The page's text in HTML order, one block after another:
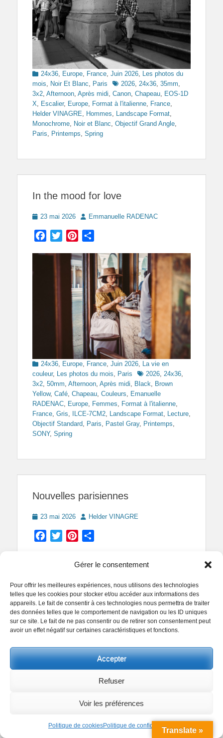
Gérer le consentement
Pour offrir les meilleures expériences, nous utilisons des technologies
telles que les cookies pour stocker et/ou accéder aux informations des
appareils. Le fait de consentir à ces technologies nous permettra de traiter
des données telles que le comportement de navigation ou les ID uniques
sur ce site. Le fait de ne pas consentir ou de retirer son consentement peut
avoir un effet négatif sur certaines caractéristiques et fonctions.
Accepter
Refuser
Voir les préférences
Politique de cookiesPolitique de confidentialité
Categories
24x36 Europe France Juin 2026
Les photos du
mois
Noir Et Blanc Paris Tags2026 24x36 35mm
3x2 Afternoon Après midi Canon Chapeau
EOS-1D
X
Escalier, Europe Format à l'italienne France
Helder VINAGRE
Hommes Landscape Format
Monochrome
Noir et Blanc Objectif Grand Angle
Paris
Printemps Spring
In the mood for love
Posted
23 mai 2026 AuthorEmmanuelle RADENAC
Facebook
TwitterPinterest
Categories
24x36 Europe France Juin 2026
La vie en
couleur, Les photos du mois Paris Tags2026 24x36
3x2 50mm Afternoon Après midi Black
Brown
Yellow, Café Chapeau Couleurs
Emanuelle
RADENAC
Europe Femmes Format à l'italienne
France Gris ILCE-7CM2 Landscape Format Lecture
Objectif Standard
Paris Pastel Gray, Printemps
SONY, Spring
Nouvelles parisiennes
Posted
23 mai 2026 AuthorHelder VINAGRE
Facebook
TwitterPinterest
Translate »